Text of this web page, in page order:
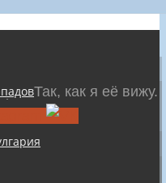
Так, как я её вижу.